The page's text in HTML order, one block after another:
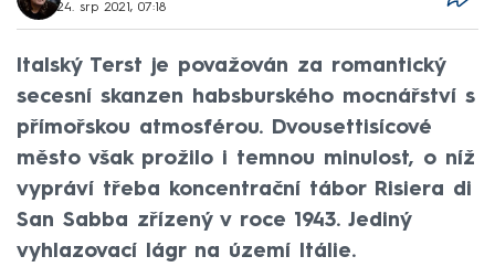
24. srp 2021, 07:18
Italský Terst je považován za romantický
secesní skanzen habsburského mocnářství s
přímořskou atmosférou. Dvousettisícové
město však prožilo i temnou minulost, o níž
vypráví třeba koncentrační tábor Risiera di
San Sabba zřízený v roce 1943. Jediný
vyhlazovací lágr na území Itálie.